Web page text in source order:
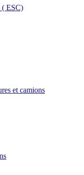
( ESC)
et camions